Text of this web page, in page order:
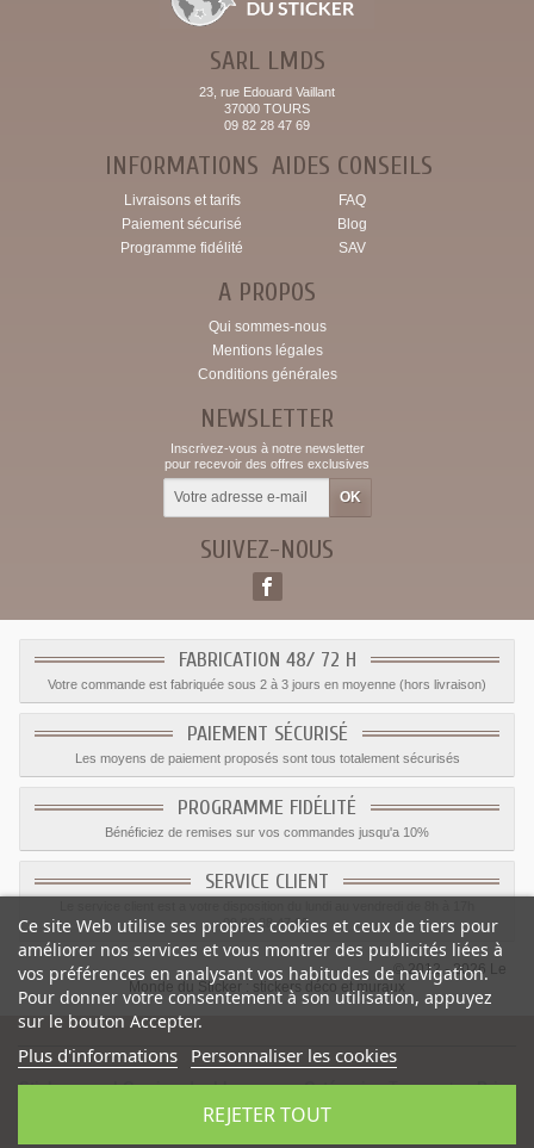
SARL LMDS
23, rue Edouard Vaillant
37000 TOURS
09 82 28 47 69
INFORMATIONS
Livraisons et tarifs
Paiement sécurisé
Programme fidélité
AIDES CONSEILS
FAQ
Blog
SAV
A PROPOS
Qui sommes-nous
Mentions légales
Conditions générales
NEWSLETTER
Inscrivez-vous à notre newsletter
pour recevoir des offres exclusives
SUIVEZ-NOUS
FABRICATION 48/ 72 H
Votre commande est fabriquée sous 2 à 3 jours en moyenne (hors livraison)
PAIEMENT SÉCURISÉ
Les moyens de paiement proposés sont tous totalement sécurisés
PROGRAMME FIDÉLITÉ
Bénéficiez de remises sur vos commandes jusqu'a 10%
SERVICE CLIENT
09.82.28.47.69.
© 2012 - 2026 Le
Monde du Sticker :
stickers déco et muraux
Sticker mural Camion double wagon-Catégorie:Transports-Prix:
1.59€
Ce site Web utilise ses propres cookies et ceux de tiers pour
améliorer nos services et vous montrer des publicités liées à
vos préférences en analysant vos habitudes de navigation.
Pour donner votre consentement à son utilisation, appuyez
sur le bouton Accepter.
Plus d'informations Personnaliser les cookies
REJETER TOUT